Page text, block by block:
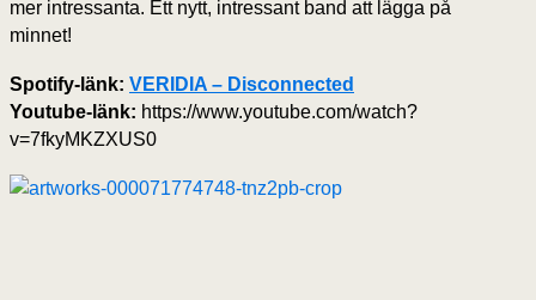
mer intressanta. Ett nytt, intressant band att lägga på
minnet!
Spotify-länk: VERIDIA – Disconnected
Youtube-länk: https://www.youtube.com/watch?
v=7fkyMKZXUS0